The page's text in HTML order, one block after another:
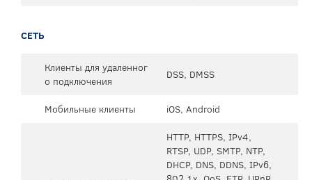
СЕТЬ
Клиенты для удаленног
о подключения
DSS, DMSS
Мобильные клиенты iOS, Android
HTTP, HTTPS, IPv4,
RTSP, UDP, SMTP, NTP,
DHCP, DNS, DDNS, IPv6,